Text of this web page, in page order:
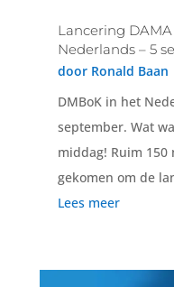
Lancering
Nederlands – 5
door Ronald Baan
DMBoK in het
september. Wat
middag! Ruim
gekomen om de
Lees meer